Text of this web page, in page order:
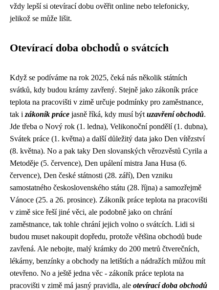
vždy lepší si otevírací dobu ověřit online nebo telefonicky,
jelikož se může lišit.
Otevírací doba obchodů o svátcích
Když se podíváme na rok 2025, čeká nás několik státních
svátků, kdy budou krámy zavřený. Stejně jako zákoník práce
teplota na pracovišti v zimě určuje podmínky pro zaměstnance,
tak i zákoník práce jasně říká, kdy musí být uzavření obchodů.
Jde třeba o Nový rok (1. ledna), Velikonoční pondělí (1. dubna),
Svátek práce (1. května) a další důležitý data jako Den vítězství
(8. května). No a pak taky Den slovanských věrozvěstů Cyrila a
Metoděje (5. července), Den upálení mistra Jana Husa (6.
července), Den české státnosti (28. září), Den vzniku
samostatného československého státu (28. října) a samozřejmě
Vánoce (25. a 26. prosince). Zákoník práce teplota na pracovišti
v zimě sice řeší jiné věci, ale podobně jako on chrání
zaměstnance, tak tohle chrání jejich volno o svátcích. Lidi si
budou muset nakoupit dopředu, protože většina obchodů bude
zavřená. Ale nebojte, malý krámky do 200 metrů čtverečních,
lékárny, benzínky a obchody na letištích a nádražích můžou mít
otevřeno. No a ještě jedna věc - zákoník práce teplota na
pracovišti v zimě má jasný pravidla, ale otevírací doba obchodů